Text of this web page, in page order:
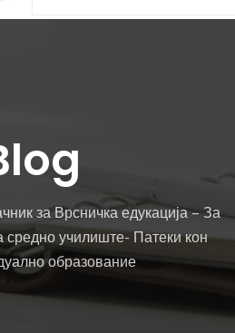
за Врсничка едукација – За
училиште- Патеки кон
образование